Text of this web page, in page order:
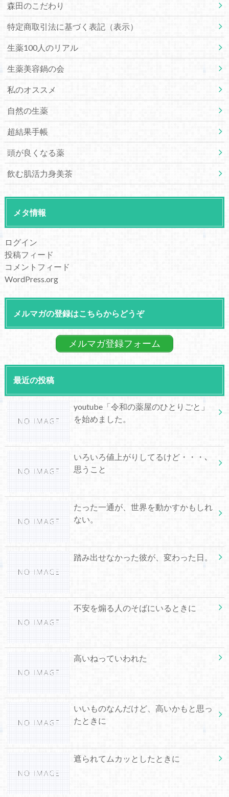
森田のこだわり
特定商取引法に基づく表記（表示）
生薬100人のリアル
生薬美容鍋の会
私のオススメ
自然の生薬
超結果手帳
頭が良くなる薬
飲む肌活力身美茶
メタ情報
ログイン
投稿フィード
コメントフィード
WordPress.org
メルマガの登録はこちらからどうぞ
メルマガ登録フォーム
最近の投稿
youtube「令和の薬屋のひとりごと」
を始めました。
いろいろ値上がりしてるけど・・・､
思うこと
たった一通が、世界を動かすかもしれ
ない。
踏み出せなかった彼が、変わった日。
不安を煽る人のそばにいるときに
高いねっていわれた
いいものなんだけど、高いかもと思っ
たときに
遮られてムカッとしたときに